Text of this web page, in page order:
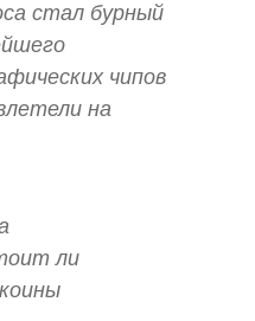
стал бурный
чипов
на
ли